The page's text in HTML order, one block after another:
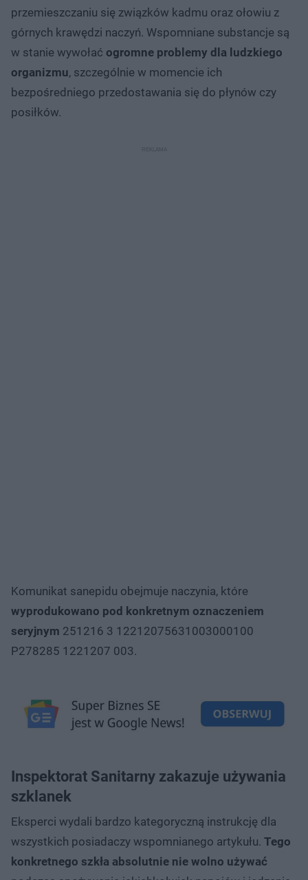
przemieszczaniu się związków kadmu oraz ołowiu z
górnych krawędzi naczyń. Wspomniane substancje są
w stanie wywołać ogromne problemy dla ludzkiego
organizmu, szczególnie w momencie ich
bezpośredniego przedostawania się do płynów czy
posiłków.
Komunikat sanepidu obejmuje naczynia, które
wyprodukowano pod konkretnym oznaczeniem
seryjnym 251216 3 12212075631003000100
P278285 1221207 003.
Inspektorat Sanitarny zakazuje używania
szklanek
Eksperci wydali bardzo kategoryczną instrukcję dla
wszystkich posiadaczy wspomnianego artykułu. Tego
konkretnego szkła absolutnie nie wolno używać